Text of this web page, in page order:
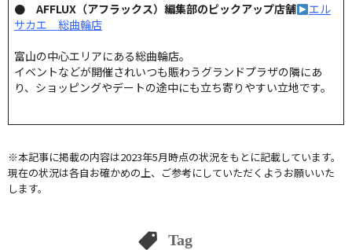
● AFFLUX（アフラックス）編集部のピックアップ店舗
エル
サカエ 総曲輪店
富山の中心エリアにある総曲輪店。
イベントなどが開催されいつも賑わうグランドプラザの隣にあ
り、ショッピングやデートの途中にも立ち寄りやすい立地です。
※本記事に掲載の内容は2023年5月時点の状況をもとに記載しています。
現在の状況は各自お確かめの上、ご参考にしていただくようお願いいた
します。
Tag